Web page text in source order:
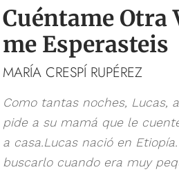
Cuéntame Otra
me Esperasteis
MARÍA CRESPÍ RUPÉREZ
Como tantas noches, Lucas,
pide a su mamá que le
a casa.Lucas nació en
buscarlo cuando era muy